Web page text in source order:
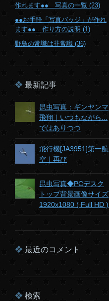
作れます●● 写真の一覧 (23)
●●お手軽「写真バッジ」が作れ
ます●● 作り方の説明 (1)
野鳥の常識は非常識 (36)
最新記事
昆虫写真：ギンヤンマ
飛翔｜いつもながら...
ではありつつ
飛行機[JA3951]第一航
空｜再び
昆虫写真◆PCデスク
トップ背景画像サイズ
1920x1080 ( Full HD )
最近のコメント
検索